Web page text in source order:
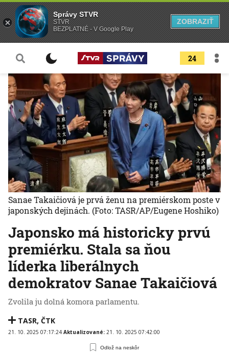
24
Japonsko má historicky prvú
premiérku. Stala sa ňou
líderka liberálnych
demokratov Sanae Takaičiová
Zvolila ju dolná komora parlamentu.
TASR, ČTK
21. 10. 2025 07:17:24 Aktualizované: 21. 10. 2025 07:42:00
Odlož na neskôr
Sanae Takaičiová je prvá ženu na premiérskom poste v
japonských dejinách. (Foto: TASR/AP/Eugene Hoshiko)
Správy STVR
STVR
BEZPLATNÉ - V Google Play
ZOBRAZIŤ